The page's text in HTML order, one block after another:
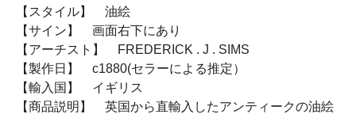
【スタイル】 油絵
【サイン】 画面右下にあり
【アーチスト】 FREDERICK . J . SIMS
【製作日】 c1880(セラーによる推定）
【輸入国】 イギリス
【商品説明】 英国から直輸入したアンティークの油絵